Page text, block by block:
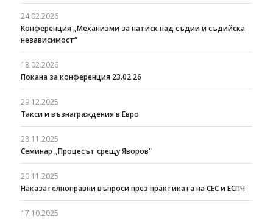
24.02.2026
Kонференция „Механизми за натиск над съдии и съдийска
независимост“
18.02.2026
Покана за конференция 23.02.26
29.12.2025
Такси и възнаграждения в Евро
28.11.2025
Семинар „Процесът срещу Яворов“
20.11.2025
Наказателноправни въпроси през практиката на СЕС и ЕСПЧ
17.10.2025